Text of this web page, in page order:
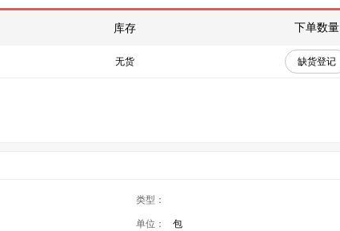
库存 下单数量
无货 缺货登记
类型：
单位： 包